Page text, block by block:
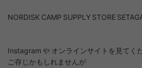
NORDISK CAMP SUPPLY STORE
Instagram や オンラインサイトを見てく
ご存じかもしれませんが